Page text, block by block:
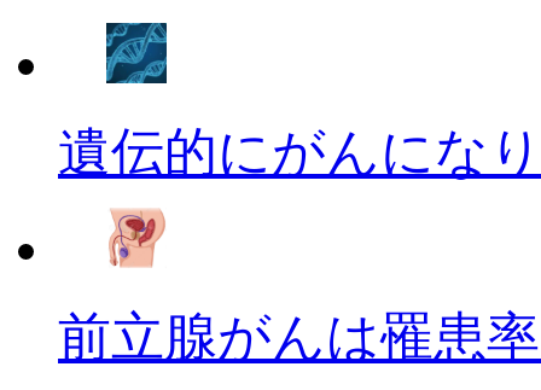
遺伝的にがんにな
前立腺がんは罹患